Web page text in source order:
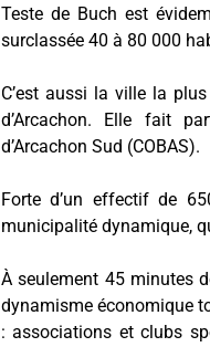
Teste de Buch est
surclassée 40 à 80 000
C’est aussi la ville la
d’Arcachon. Elle fait
d’Arcachon Sud (COBAS).
Forte d’un effectif de
municipalité dynamique,
À seulement 45 minutes
dynamisme économique
: associations et clubs